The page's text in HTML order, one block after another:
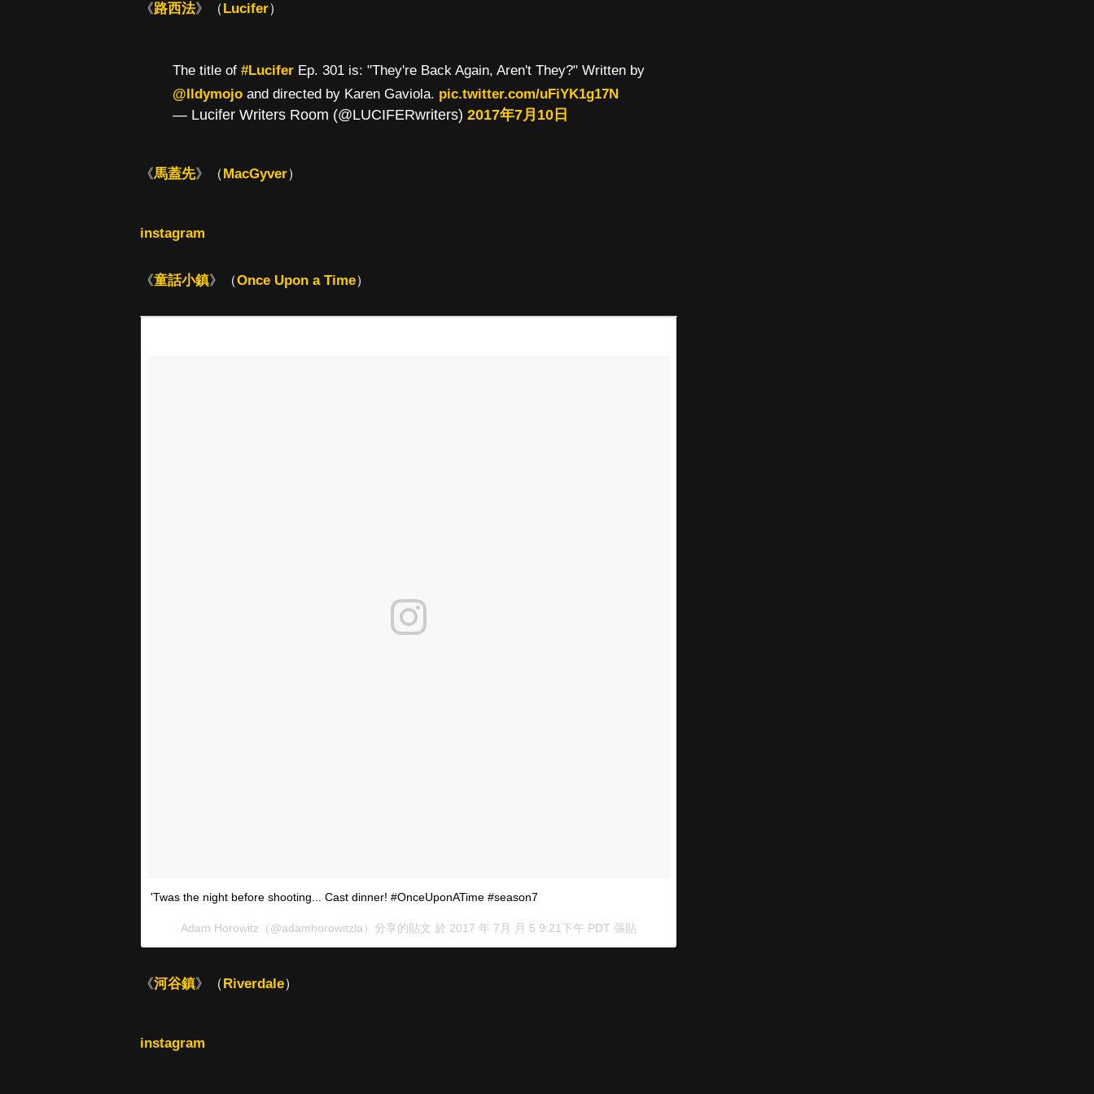
《路西法》（Lucifer）
The title of #Lucifer Ep. 301 is: "They're Back Again, Aren't They?" Written by
@Ildymojo and directed by Karen Gaviola. pic.twitter.com/uFiYK1g17N
— Lucifer Writers Room (@LUCIFERwriters) 2017年7月10日
《馬蓋先》（MacGyver）
instagram
《童話小鎮》（Once Upon a Time）
'Twas the night before shooting... Cast dinner! #OnceUponATime #season7
Adam Horowitz（@adamhorowitzla）分享的貼文 於 2017 年 7月 月 5 9:21下午 PDT 張貼
《河谷鎮》（Riverdale）
instagram